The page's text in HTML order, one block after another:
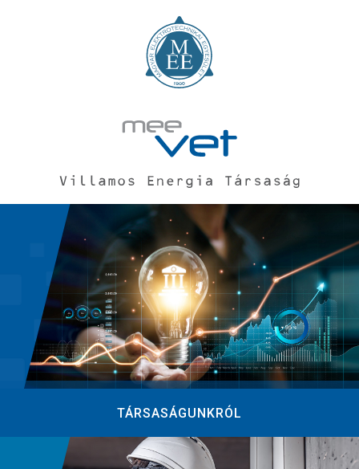
TÁRSASÁGUNKRÓL